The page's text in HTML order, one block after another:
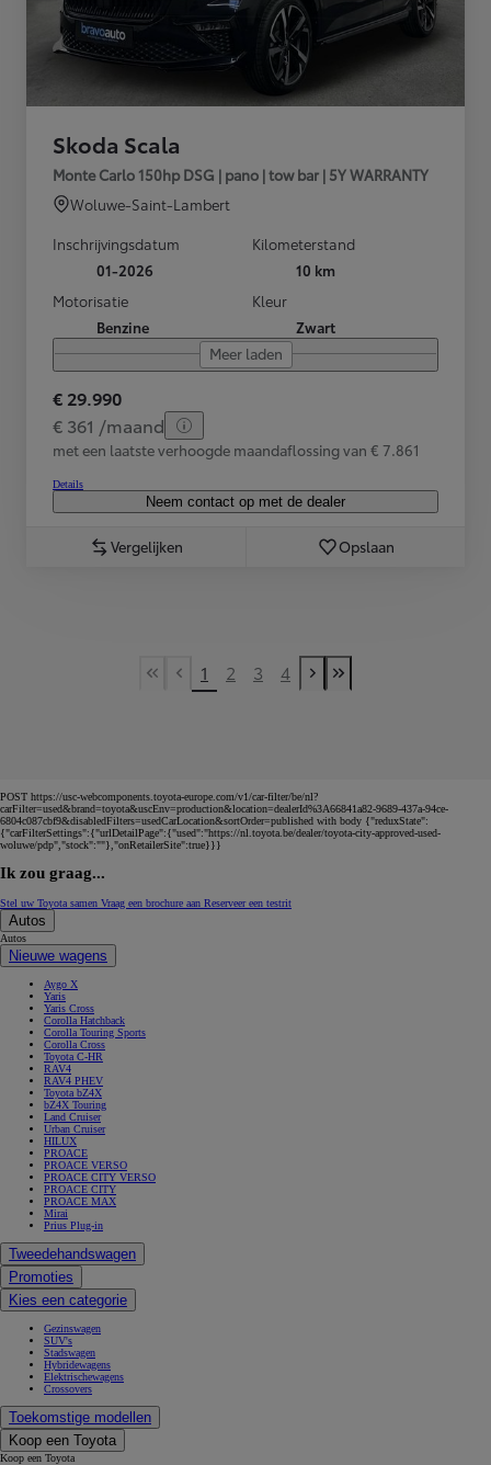
Skoda Scala
Monte Carlo 150hp DSG | pano | tow bar | 5Y WARRANTY
Woluwe-Saint-Lambert
Inschrijvingsdatum
01-2026
Kilometerstand
10 km
Motorisatie
Benzine
Kleur
Zwart
Meer laden
€ 29.990
€ 361 /maand
met een laatste verhoogde maandaflossing van € 7.861
Details
Neem contact op met de dealer
Vergelijken Opslaan
First Page
Previous page
1 2 3 4
Next page
Last Page
POST https://usc-webcomponents.toyota-europe.com/v1/car-filter/be/nl?
carFilter=used&brand=toyota&uscEnv=production&location=dealerId%3A66841a82-9689-437a-94ce-
6804c087cbf9&disabledFilters=usedCarLocation&sortOrder=published with body {"reduxState":
{"carFilterSettings":{"urlDetailPage":{"used":"https://nl.toyota.be/dealer/toyota-city-approved-used-
woluwe/pdp","stock":""},"onRetailerSite":true}}}
Ik zou graag...
Stel uw Toyota samen Vraag een brochure aan Reserveer een testrit
Autos
Autos
Nieuwe wagens
Aygo X
Yaris
Yaris Cross
Corolla Hatchback
Corolla Touring Sports
Corolla Cross
Toyota C-HR
RAV4
RAV4 PHEV
Toyota bZ4X
bZ4X Touring
Land Cruiser
Urban Cruiser
HILUX
PROACE
PROACE VERSO
PROACE CITY VERSO
PROACE CITY
PROACE MAX
Mirai
Prius Plug-in
Tweedehandswagen
Promoties
Kies een categorie
Gezinswagen
SUV's
Stadswagen
Hybridewagens
Elektrischewagens
Crossovers
Toekomstige modellen
Koop een Toyota
Koop een Toyota